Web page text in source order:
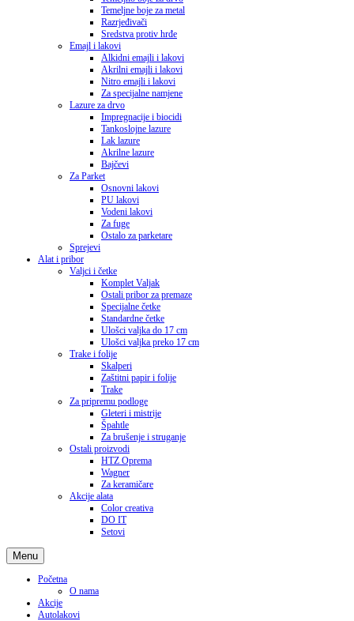
Temeljne boje za metal
Razrjeđivači
Sredstva protiv hrđe
Emajl i lakovi
Alkidni emajli i lakovi
Akrilni emajli i lakovi
Nitro emajli i lakovi
Za specijalne namjene
Lazure za drvo
Impregnacije i biocidi
Tankoslojne lazure
Lak lazure
Akrilne lazure
Bajčevi
Za Parket
Osnovni lakovi
PU lakovi
Vodeni lakovi
Za fuge
Ostalo za parketare
Sprejevi
Alat i pribor
Valjci i četke
Komplet Valjak
Ostali pribor za premaze
Specijalne četke
Standardne četke
Ulošci valjka do 17 cm
Ulošci valjka preko 17 cm
Trake i folije
Skalperi
Zaštitni papir i folije
Trake
Za pripremu podloge
Gleteri i mistrije
Špahtle
Za brušenje i struganje
Ostali proizvodi
HTZ Oprema
Wagner
Za keramičare
Akcije alata
Color creativa
DO IT
Setovi
Menu
Početna
O nama
Akcije
Autolakovi